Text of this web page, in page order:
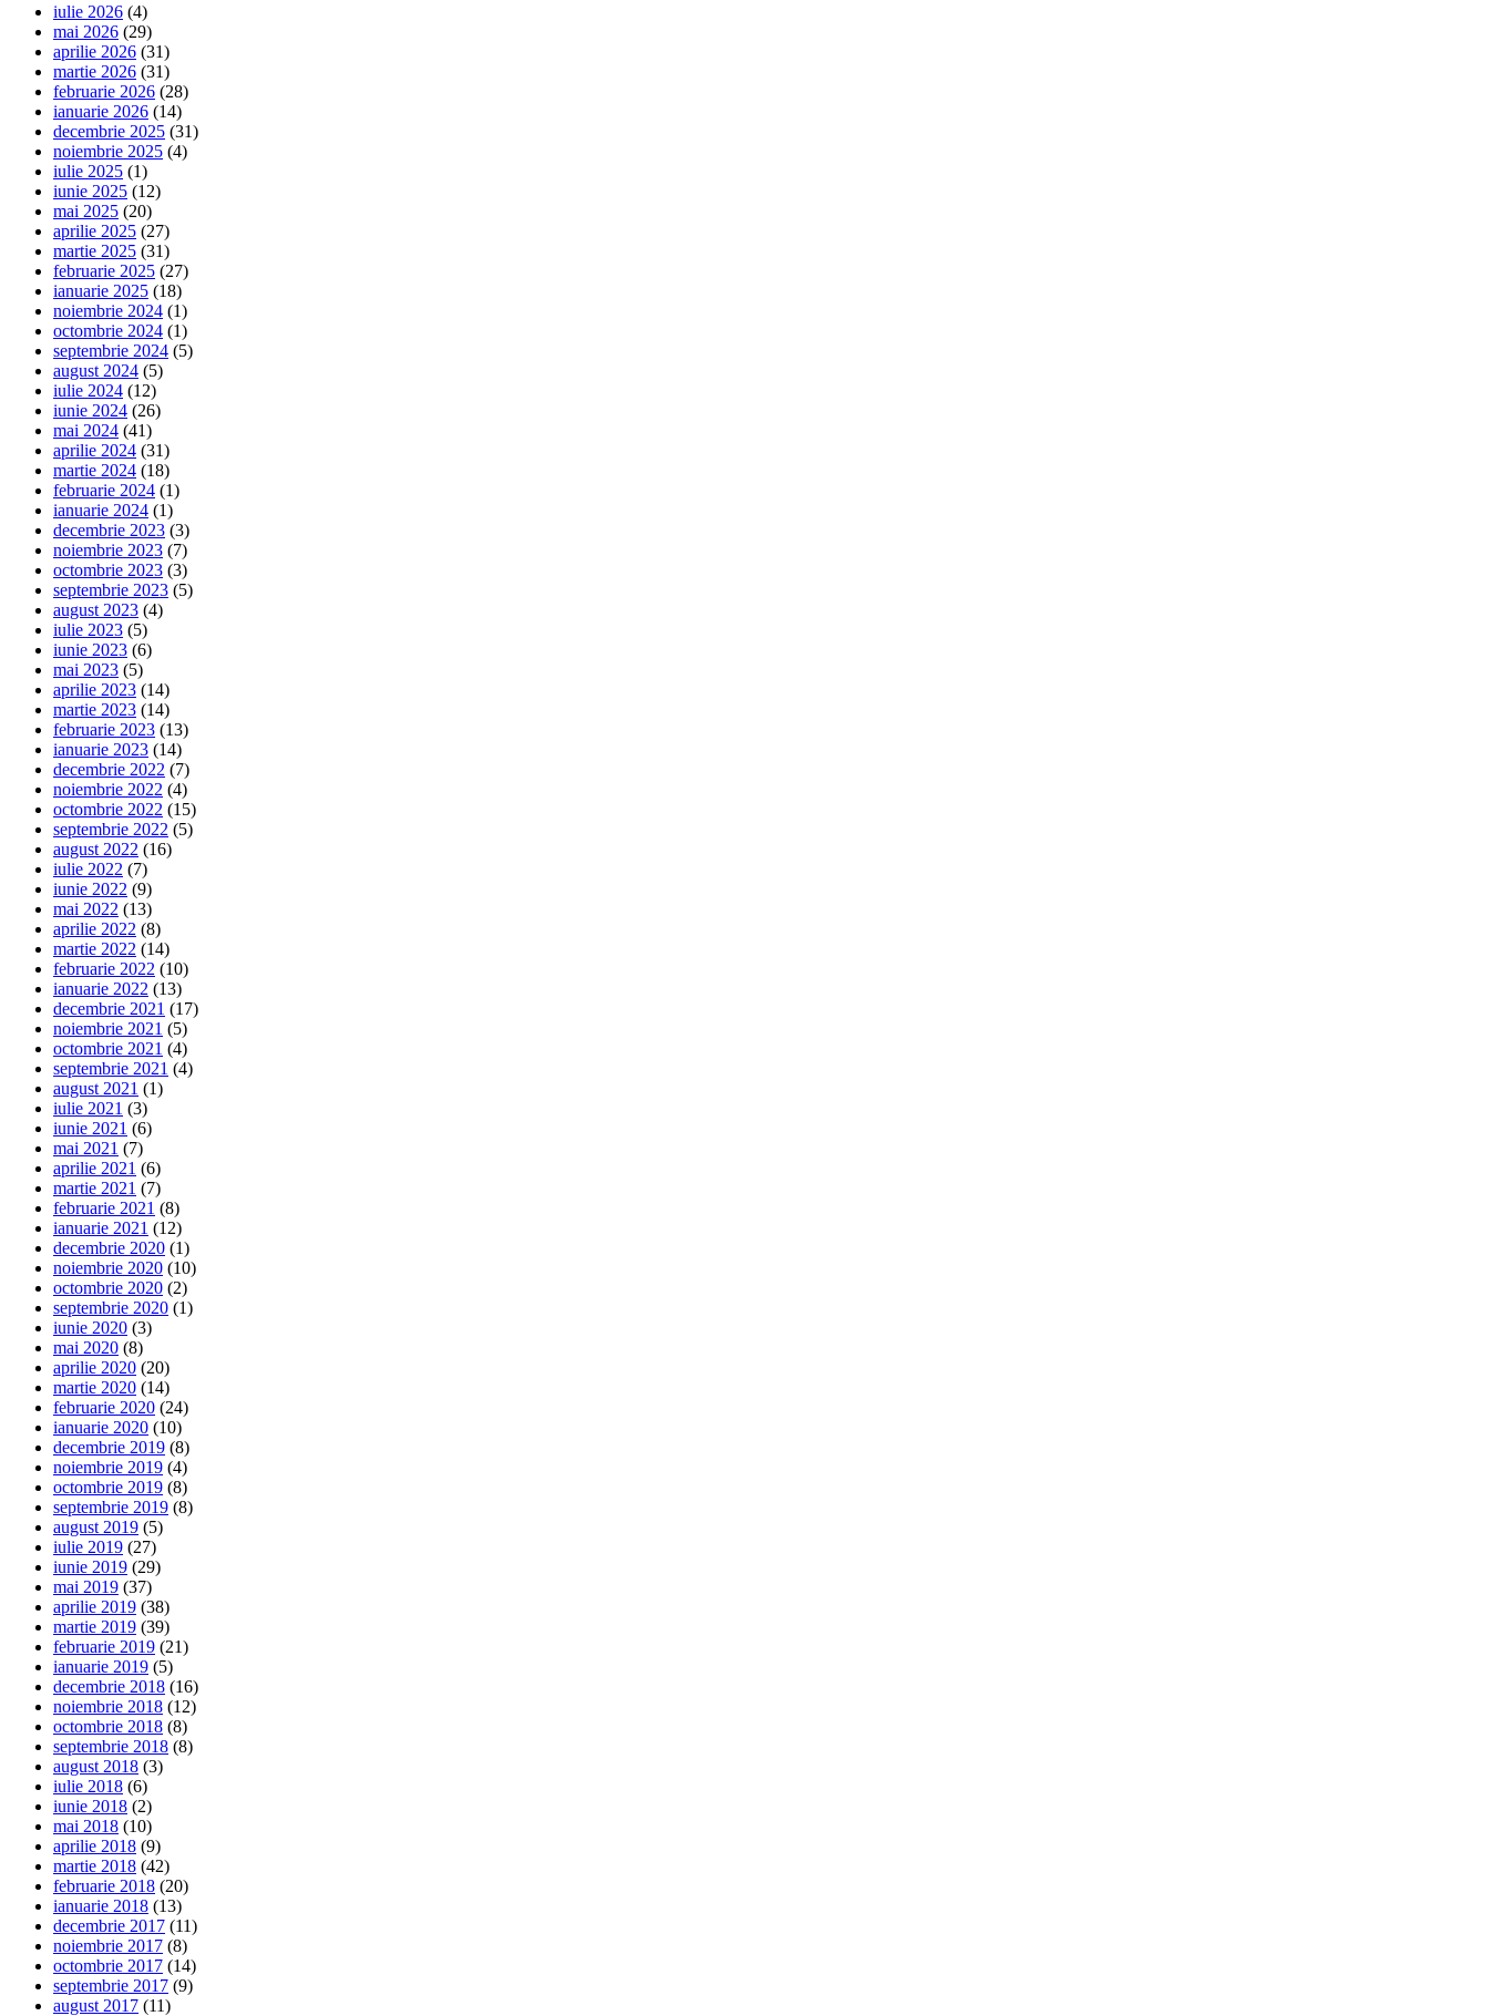
iulie 2026 (4)
mai 2026 (29)
aprilie 2026 (31)
martie 2026 (31)
februarie 2026 (28)
ianuarie 2026 (14)
decembrie 2025 (31)
noiembrie 2025 (4)
iulie 2025 (1)
iunie 2025 (12)
mai 2025 (20)
aprilie 2025 (27)
martie 2025 (31)
februarie 2025 (27)
ianuarie 2025 (18)
noiembrie 2024 (1)
octombrie 2024 (1)
septembrie 2024 (5)
august 2024 (5)
iulie 2024 (12)
iunie 2024 (26)
mai 2024 (41)
aprilie 2024 (31)
martie 2024 (18)
februarie 2024 (1)
ianuarie 2024 (1)
decembrie 2023 (3)
noiembrie 2023 (7)
octombrie 2023 (3)
septembrie 2023 (5)
august 2023 (4)
iulie 2023 (5)
iunie 2023 (6)
mai 2023 (5)
aprilie 2023 (14)
martie 2023 (14)
februarie 2023 (13)
ianuarie 2023 (14)
decembrie 2022 (7)
noiembrie 2022 (4)
octombrie 2022 (15)
septembrie 2022 (5)
august 2022 (16)
iulie 2022 (7)
iunie 2022 (9)
mai 2022 (13)
aprilie 2022 (8)
martie 2022 (14)
februarie 2022 (10)
ianuarie 2022 (13)
decembrie 2021 (17)
noiembrie 2021 (5)
octombrie 2021 (4)
septembrie 2021 (4)
august 2021 (1)
iulie 2021 (3)
iunie 2021 (6)
mai 2021 (7)
aprilie 2021 (6)
martie 2021 (7)
februarie 2021 (8)
ianuarie 2021 (12)
decembrie 2020 (1)
noiembrie 2020 (10)
octombrie 2020 (2)
septembrie 2020 (1)
iunie 2020 (3)
mai 2020 (8)
aprilie 2020 (20)
martie 2020 (14)
februarie 2020 (24)
ianuarie 2020 (10)
decembrie 2019 (8)
noiembrie 2019 (4)
octombrie 2019 (8)
septembrie 2019 (8)
august 2019 (5)
iulie 2019 (27)
iunie 2019 (29)
mai 2019 (37)
aprilie 2019 (38)
martie 2019 (39)
februarie 2019 (21)
ianuarie 2019 (5)
decembrie 2018 (16)
noiembrie 2018 (12)
octombrie 2018 (8)
septembrie 2018 (8)
august 2018 (3)
iulie 2018 (6)
iunie 2018 (2)
mai 2018 (10)
aprilie 2018 (9)
martie 2018 (42)
februarie 2018 (20)
ianuarie 2018 (13)
decembrie 2017 (11)
noiembrie 2017 (8)
octombrie 2017 (14)
septembrie 2017 (9)
august 2017 (11)